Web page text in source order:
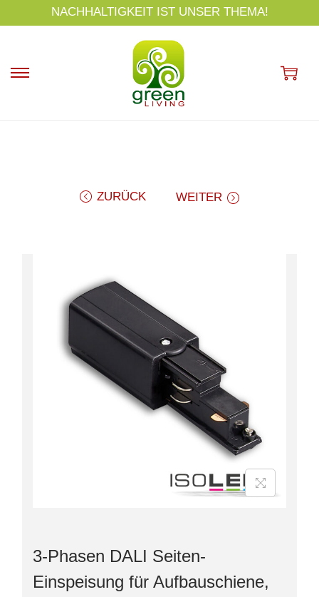
p
NACHHALTIGKEIT IST UNSER THEMA!
ZURÜCK WEITER
3-Phasen DALI Seiten-
Einspeisung für Aufbauschiene,